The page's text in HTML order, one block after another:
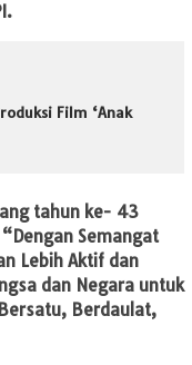
Film ‘Anak
tahun ke- 43
Semangat
Lebih Aktif dan
dan Negara untuk
Berdaulat,